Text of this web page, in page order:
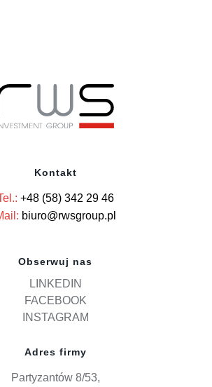
Kontakt
+48 (58) 342 29 46
biuro@rwsgroup.pl
Obserwuj nas
LINKEDIN
FACEBOOK
INSTAGRAM
Adres firmy
Partyzantów 8/53,